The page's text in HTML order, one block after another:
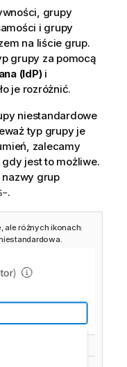
grupy
i grupy
na liście grup.
grupy za pomocą
(IdP)i
je rozróżnić.
niestandardowe
typ grupy je
zalecamy
jest to możliwe.
nazwy grup
.
ale różnych ikonach: